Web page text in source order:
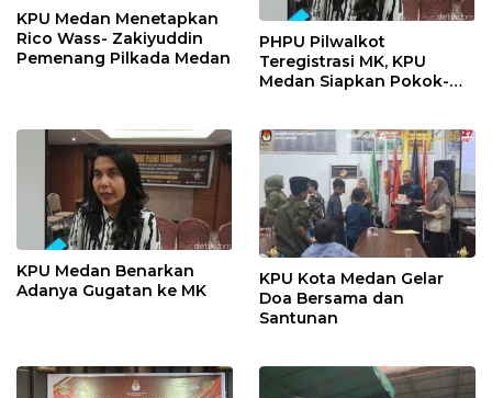
KPU Medan Menetapkan
Rico Wass- Zakiyuddin
Pemenang Pilkada Medan
PHPU Pilwalkot
Teregistrasi MK, KPU
Medan Siapkan Pokok-
KPU Medan Benarkan
Adanya Gugatan ke MK
KPU Kota Medan Gelar
Doa Bersama dan
Santunan